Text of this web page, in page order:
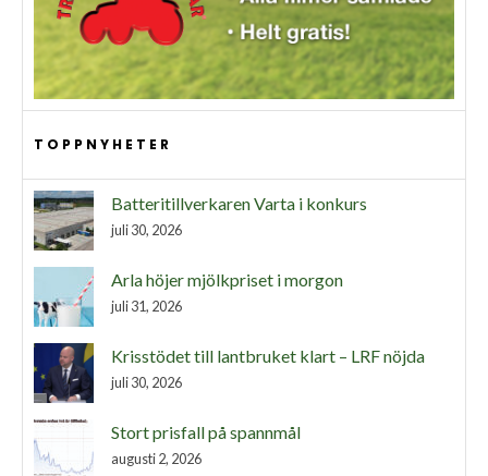
TOPPNYHETER
Batteritillverkaren Varta i konkurs
juli 30, 2026
Arla höjer mjölkpriset i morgon
juli 31, 2026
Krisstödet till lantbruket klart – LRF nöjda
juli 30, 2026
Stort prisfall på spannmål
augusti 2, 2026